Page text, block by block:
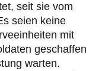
seit sie vom
seien keine
mit
geschaffen
warten.